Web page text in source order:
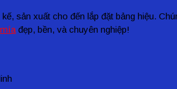
sản xuất cho đến lắp đặt bảng hiệu.
đẹp, bền, và chuyên nghiệp!